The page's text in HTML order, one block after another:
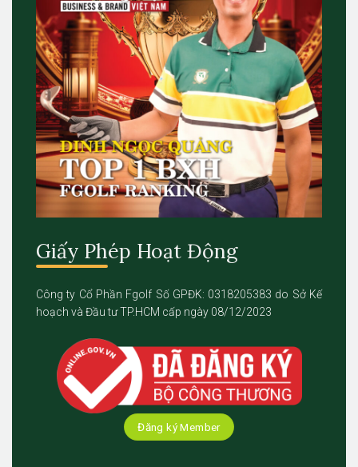
Giấy Phép Hoạt Động
Công ty Cổ Phần Fgolf Số GPĐK: 0318205383 do Sở Kế
hoạch và Đầu tư TP.HCM cấp ngày 08/12/2023
Đăng ký Member